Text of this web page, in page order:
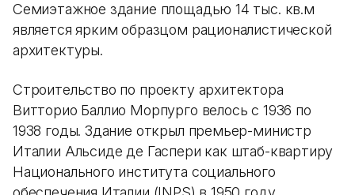
Семиэтажное здание площадью 14 тыс. кв.м
является ярким образцом рационалистической
архитектуры.
Строительство по проекту архитектора
Витторио Баллио Морпурго велось с 1936 по
1938 годы. Здание открыл премьер-министр
Италии Альсиде де Гаспери как штаб-квартиру
Национального института социального